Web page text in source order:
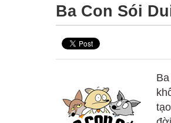
Ba Con Sói